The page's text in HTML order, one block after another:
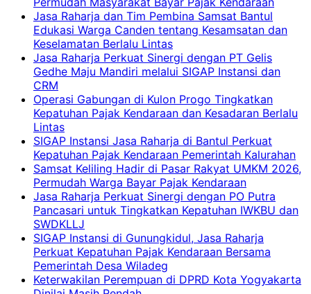
Jasa Raharja dan Tim Pembina Samsat Bantul
Edukasi Warga Canden tentang Kesamsatan dan
Keselamatan Berlalu Lintas
Jasa Raharja Perkuat Sinergi dengan PT Gelis
Gedhe Maju Mandiri melalui SIGAP Instansi dan
CRM
Operasi Gabungan di Kulon Progo Tingkatkan
Kepatuhan Pajak Kendaraan dan Kesadaran Berlalu
Lintas
SIGAP Instansi Jasa Raharja di Bantul Perkuat
Kepatuhan Pajak Kendaraan Pemerintah Kalurahan
Samsat Keliling Hadir di Pasar Rakyat UMKM 2026,
Permudah Warga Bayar Pajak Kendaraan
Jasa Raharja Perkuat Sinergi dengan PO Putra
Pancasari untuk Tingkatkan Kepatuhan IWKBU dan
SWDKLLJ
SIGAP Instansi di Gunungkidul, Jasa Raharja
Perkuat Kepatuhan Pajak Kendaraan Bersama
Pemerintah Desa Wiladeg
Keterwakilan Perempuan di DPRD Kota Yogyakarta